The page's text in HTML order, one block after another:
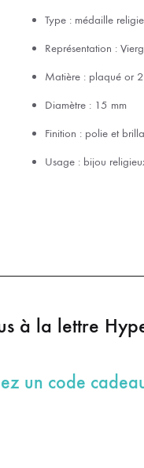
Type : médaille
Représentation :
Matière : plaqué or
Diamètre : 15 mm
Finition : polie et
Usage : bijou
à la lettre
un code